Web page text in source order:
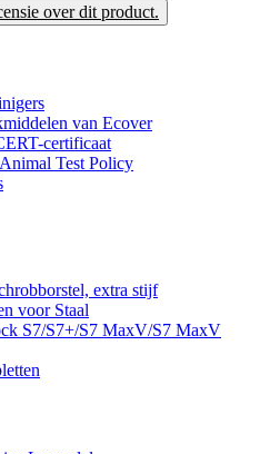
over dit product.
van Ecover
certificaat
Test Policy
extra stijf
voor Staal
S7/S7+/S7 MaxV/S7 MaxV